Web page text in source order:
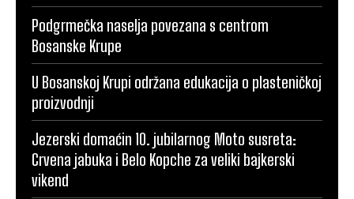
Podgrmečka naselja povezana s centrom
Bosanske Krupe
U Bosanskoj Krupi održana edukacija o plasteničkoj
proizvodnji
Jezerski domaćin 10. jubilarnog Moto susreta:
Crvena jabuka i Belo Kopche za veliki bajkerski
vikend